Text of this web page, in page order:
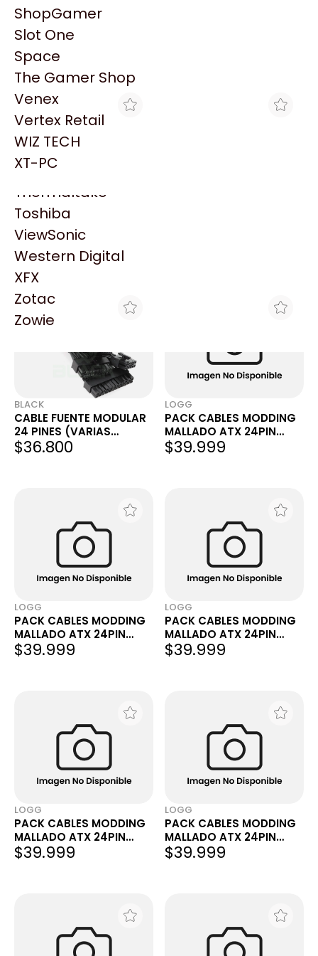
Razer
Redragon
Samsung
Sandisk
Sapphire
Seagate
Sentey
Solarmax
Thermaltake
Toshiba
ViewSonic
Western Digital
XFX
Zotac
Zowie
ShopGamer
Slot One
Space
The Gamer Shop
Venex
Vertex Retail
WIZ TECH
XT-PC
MAX TECNO
CABLE HPE 5M MULTI-
MODE OM3 LC/LC FC
$19.807
BLACK
CABLE FUENTE MODULAR
24 PINES (VARIAS
MARCAS)
$36.800
LOGG
PACK CABLES MODDING
MALLADO ATX 24PIN
CPU/EPS 4+4PIN 2XPCIE
6+2PIN NEGRO
$39.999
LOGG
PACK CABLES MODDING
MALLADO ATX 24PIN
CPU/EPS 4+4PIN 2XPCIE
6+2PIN VERDE
$39.999
LOGG
PACK CABLES MODDING
MALLADO ATX 24PIN
CPU/EPS 4+4PIN 2XPCIE
6+2PIN ROJO
$39.999
LOGG
PACK CABLES MODDING
MALLADO ATX 24PIN
CPU/EPS 4+4PIN 2XPCIE
6+2PIN AZUL
$39.999
LOGG
PACK CABLES MODDING
MALLADO ATX 24PIN
CPU/EPS 4+4PIN 2XPCIE
6+2PIN BLANCO
$39.999